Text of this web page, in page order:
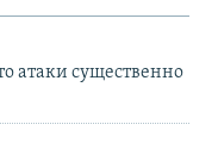
атаки существенно